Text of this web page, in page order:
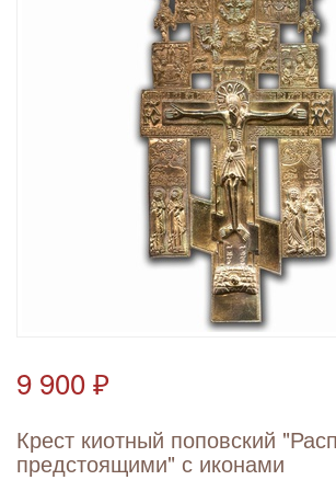
9 900 ₽
Крест киотный поповский
предстоящими" с иконами